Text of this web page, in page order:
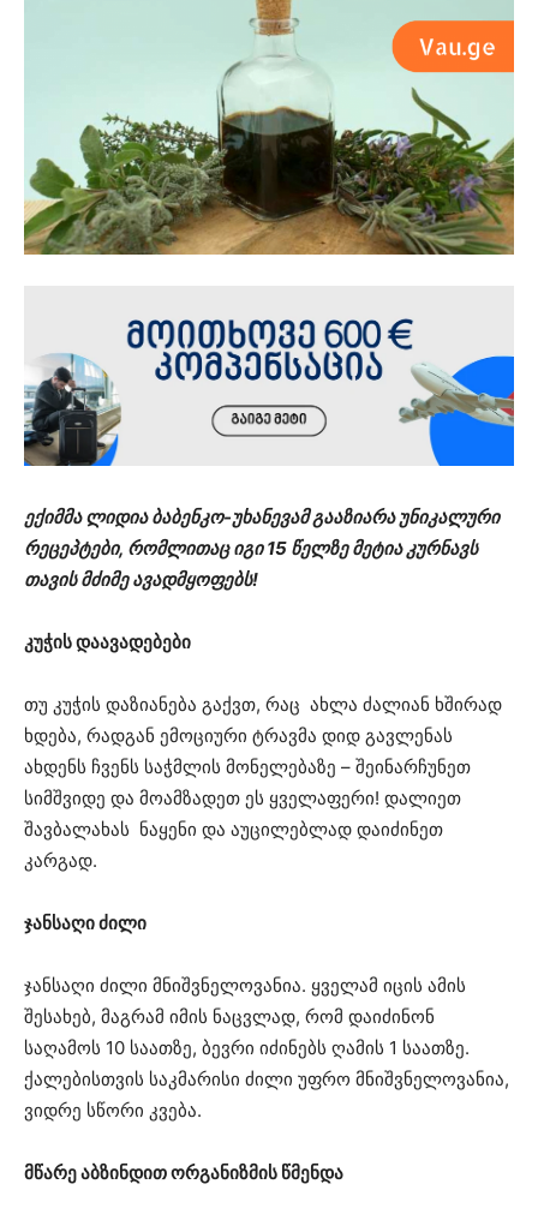
ექიმმა ლიდია ბაბენკო-უხანევამ გააზიარა უნიკალური
რეცეპტები, რომლითაც იგი 15 წელზე მეტია კურნავს
თავის მძიმე ავადმყოფებს!
კუჭის დაავადებები
თუ კუჭის დაზიანება გაქვთ, რაც ახლა ძალიან ხშირად
ხდება, რადგან ემოციური ტრავმა დიდ გავლენას
ახდენს ჩვენს საჭმლის მონელებაზე – შეინარჩუნეთ
სიმშვიდე და მოამზადეთ ეს ყველაფერი! დალიეთ
შავბალახას ნაყენი და აუცილებლად დაიძინეთ
კარგად.
ჯანსაღი ძილი
ჯანსაღი ძილი მნიშვნელოვანია. ყველამ იცის ამის
შესახებ, მაგრამ იმის ნაცვლად, რომ დაიძინონ
საღამოს 10 საათზე, ბევრი იძინებს ღამის 1 საათზე.
ქალებისთვის საკმარისი ძილი უფრო მნიშვნელოვანია,
ვიდრე სწორი კვება.
მწარე აბზინდით ორგანიზმის წმენდა